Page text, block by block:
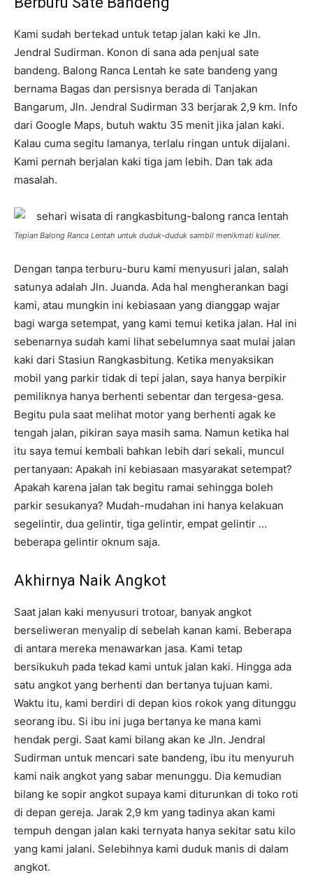
Kami sudah bertekad untuk tetap jalan kaki ke Jln.
Jendral Sudirman. Konon di sana ada penjual sate
bandeng. Balong Ranca Lentah ke sate bandeng yang
bernama Bagas dan persisnya berada di Tanjakan
Bangarum, Jln. Jendral Sudirman 33 berjarak 2,9 km. Info
dari Google Maps, butuh waktu 35 menit jika jalan kaki.
Kalau cuma segitu lamanya, terlalu ringan untuk dijalani.
Kami pernah berjalan kaki tiga jam lebih. Dan tak ada
masalah.
Tepian Balong Ranca Lentah untuk duduk-duduk sambil menikmati kuliner.
Dengan tanpa terburu-buru kami menyusuri jalan, salah
satunya adalah Jln. Juanda. Ada hal mengherankan bagi
kami, atau mungkin ini kebiasaan yang dianggap wajar
bagi warga setempat, yang kami temui ketika jalan. Hal ini
sebenarnya sudah kami lihat sebelumnya saat mulai jalan
kaki dari Stasiun Rangkasbitung. Ketika menyaksikan
mobil yang parkir tidak di tepi jalan, saya hanya berpikir
pemiliknya hanya berhenti sebentar dan tergesa-gesa.
Begitu pula saat melihat motor yang berhenti agak ke
tengah jalan, pikiran saya masih sama. Namun ketika hal
itu saya temui kembali bahkan lebih dari sekali, muncul
pertanyaan: Apakah ini kebiasaan masyarakat setempat?
Apakah karena jalan tak begitu ramai sehingga boleh
parkir sesukanya? Mudah-mudahan ini hanya kelakuan
segelintir, dua gelintir, tiga gelintir, empat gelintir …
beberapa gelintir oknum saja.
Akhirnya Naik Angkot
Saat jalan kaki menyusuri trotoar, banyak angkot
berseliweran menyalip di sebelah kanan kami. Beberapa
di antara mereka menawarkan jasa. Kami tetap
bersikukuh pada tekad kami untuk jalan kaki. Hingga ada
satu angkot yang berhenti dan bertanya tujuan kami.
Waktu itu, kami berdiri di depan kios rokok yang ditunggu
seorang ibu. Si ibu ini juga bertanya ke mana kami
hendak pergi. Saat kami bilang akan ke Jln. Jendral
Sudirman untuk mencari sate bandeng, ibu itu menyuruh
kami naik angkot yang sabar menunggu. Dia kemudian
bilang ke sopir angkot supaya kami diturunkan di toko roti
di depan gereja. Jarak 2,9 km yang tadinya akan kami
tempuh dengan jalan kaki ternyata hanya sekitar satu kilo
yang kami jalani. Selebihnya kami duduk manis di dalam
angkot.